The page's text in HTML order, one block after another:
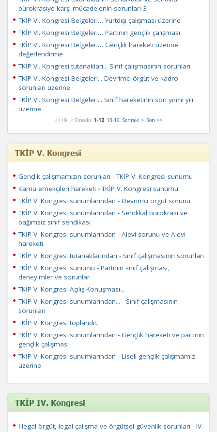
bürokrasiye karşı mücadelenin sorunları-3
TKİP VI. Kongresi Belgeleri… Yurtdışı çalışması üzerine
TKİP VI. Kongresi Belgeleri… Partinin gençlik çalışması
TKİP VI. Kongresi Belgeleri… Gençlik hareketi üzerine
değerlendirme
TKİP VI. Kongresi tutanakları... Sınıf çalışmasının sorunları
TKİP VI. Kongresi Belgeleri... Devrimci örgüt ve kadro
sorunları üzerine
TKİP VI. Kongresi Belgeleri... Sınıf hareketinin son yirmi yılı
üzerine
<< İlk < Önceki 1-12 13-19 Sonraki > Son >>
TKİP V. Kongresi
Gençlik çalışmamızın sorunları - TKİP V. Kongresi sunumu
Kamu emekçileri hareketi - TKİP V. Kongresi sunumu
TKİP V. Kongresi sunumlarından - Devrimci örgüt sorunu
TKİP V. Kongresi sunumlarından - Sendikal bürokrasi ve
bağımsız sınıf sendikası
TKİP V. Kongresi sunumlarından - Alevi sorunu ve Alevi
hareketi
TKİP V. Kongresi tutanaklarından - Sınıf çalışmasının sorunları
TKİP V. Kongresi sunumu - Partinin sınıf çalışması,
deneyimler ve sorunlar
TKİP V. Kongresi Açılış Konuşması...
TKİP V. Kongresi sunumlarından... - Sınıf çalışmasının
sorunları
TKİP V. Kongresi toplandı!..
TKİP V. Kongresi sunumlarından - Gençlik hareketi ve partinin
gençlik çalışması
TKİP V. Kongresi sunumlarından - Liseli gençlik çalışmamız
üzerine
TKİP IV. Kongresi
İllegal örgüt, legal çalışma ve örgütsel güvenlik sorunları - IV.